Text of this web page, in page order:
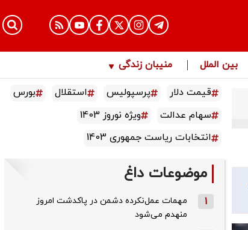
بین الملل منیبان زندگی
قیمت دلار پرسپولیس استقلال
بورس
سهام عدالت
ویژه نوروز 1403
انتخابات ریاست جمهوری 1403
موضوعات داغ
1
مهمات عمل‌نکرده دشمن در پاکدشت امروز
منهدم می‌شود